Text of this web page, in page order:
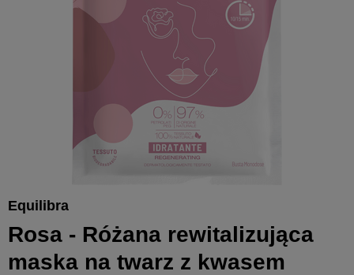
Equilibra
Rosa - Różana rewitalizująca
maska na twarz z kwasem